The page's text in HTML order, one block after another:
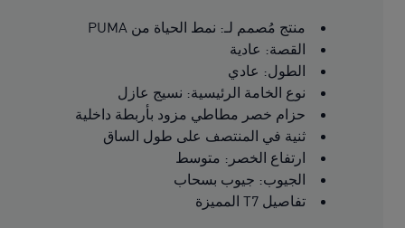
منتج مُصمم لـ: نمط الحياة من PUMA
القصة: عادية
الطول: عادي
نوع الخامة الرئيسية: نسيج عازل
حزام خصر مطاطي مزود بأربطة داخلية
ثنية في المنتصف على طول الساق
ارتفاع الخصر: متوسط
الجيوب: جيوب بسحاب
تفاصيل T7 المميزة